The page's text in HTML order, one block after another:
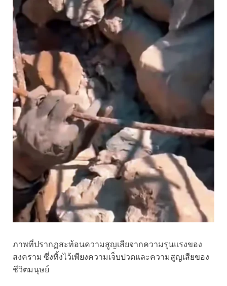
ภาพที่ปรากฏสะท้อนความสูญเสียจากความรุนแรงของ
สงคราม ซึ่งทิ้งไว้เพียงความเจ็บปวดและความสูญเสียของ
ชีวิตมนุษย์